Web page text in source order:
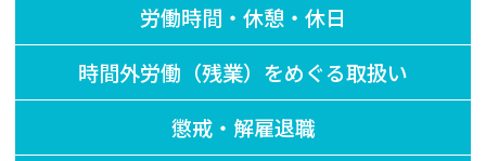
労働時間・休憩・休日
時間外労働（残業）をめぐる取扱い
懲戒・解雇退職